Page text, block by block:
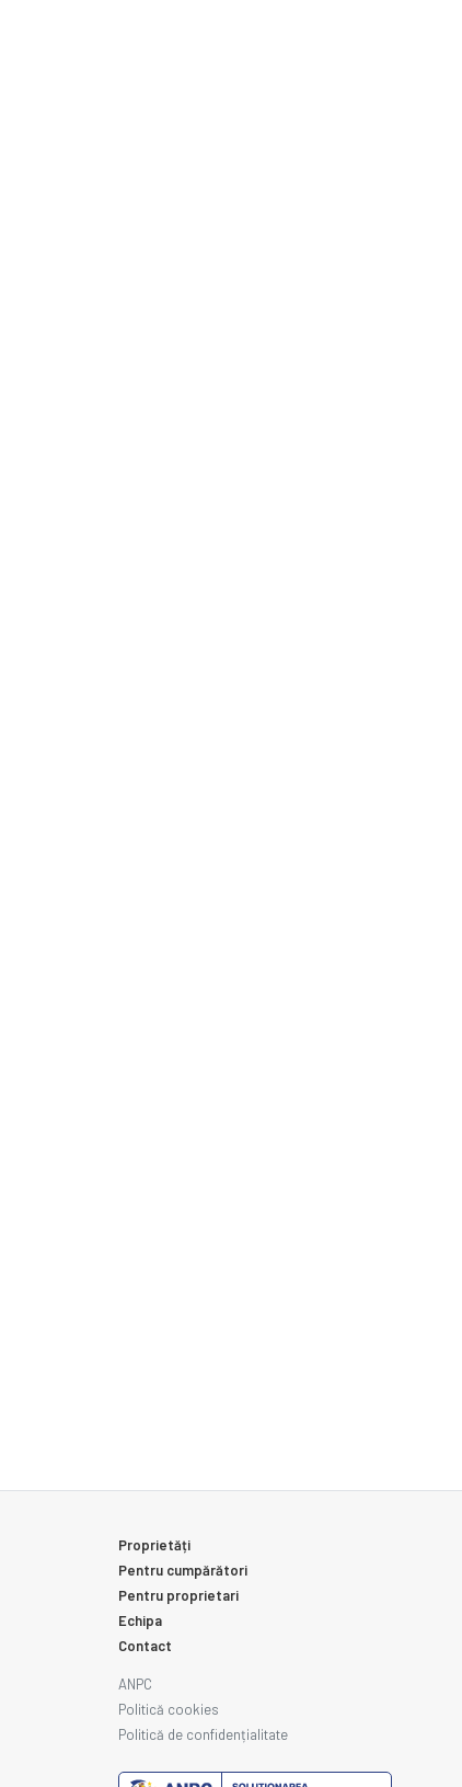
Proprietăți
Pentru cumpărători
Pentru proprietari
Echipa
Contact
ANPC
Politică cookies
Politică de confidențialitate